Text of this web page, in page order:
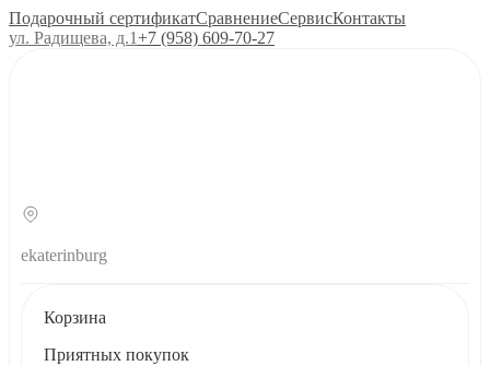
Подарочный сертификатСравнениеСервисКонтакты
ул. Радищева, д.1+7 (958) 609‑70‑27
ekaterinburg
Корзина
Приятных покупок